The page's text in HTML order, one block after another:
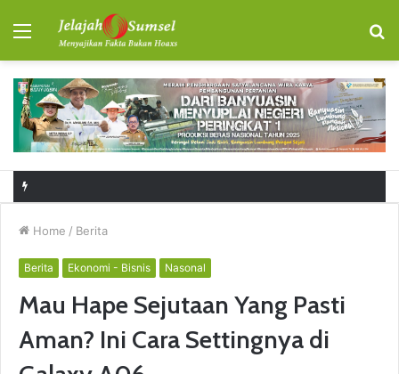
Menu
Home / Berita
Berita Ekonomi - Bisnis Nasonal
Mau Hape Sejutaan Yang Pasti
Aman? Ini Cara Settingnya di